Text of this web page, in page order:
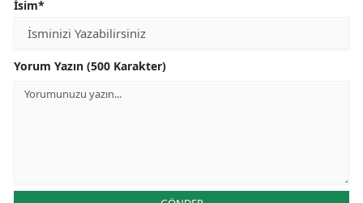
İsim*
Yorum Yazın (500 Karakter)